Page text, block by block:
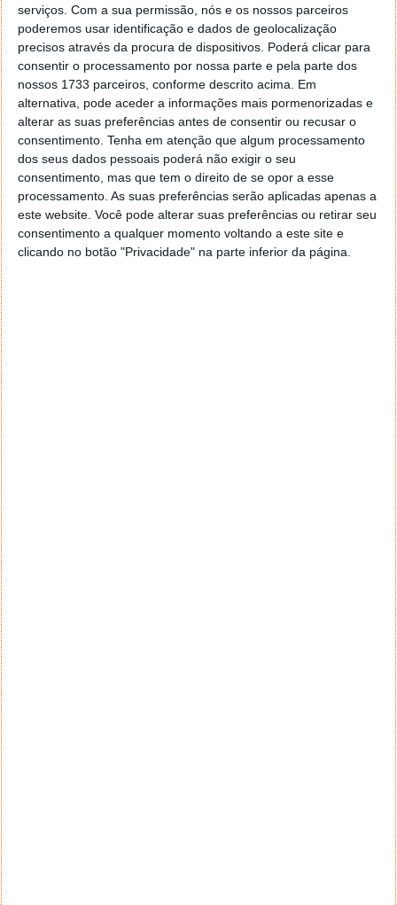
serviços. Com a sua permissão, nós e os nossos parceiros
poderemos usar identificação e dados de geolocalização
precisos através da procura de dispositivos. Poderá clicar para
consentir o processamento por nossa parte e pela parte dos
nossos 1733 parceiros, conforme descrito acima. Em
alternativa, pode aceder a informações mais pormenorizadas e
alterar as suas preferências antes de consentir ou recusar o
consentimento. Tenha em atenção que algum processamento
dos seus dados pessoais poderá não exigir o seu
consentimento, mas que tem o direito de se opor a esse
processamento. As suas preferências serão aplicadas apenas a
este website. Você pode alterar suas preferências ou retirar seu
consentimento a qualquer momento voltando a este site e
clicando no botão "Privacidade" na parte inferior da página.
Termina aqui uma tradição antiga
Estas são duas evidências que sugerem que o nome
de código do Android 16 é Baklava. Segundofontes